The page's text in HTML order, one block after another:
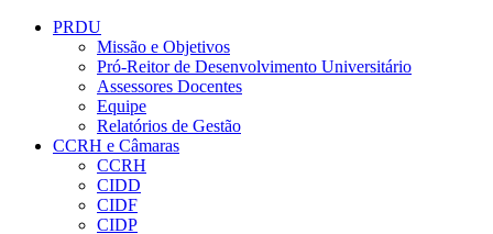
Conteúdo principal
PRDU
Missão e Objetivos
Pró-Reitor de Desenvolvimento Universitário
Assessores Docentes
Equipe
Relatórios de Gestão
CCRH e Câmaras
CCRH
CIDD
CIDF
CIDP